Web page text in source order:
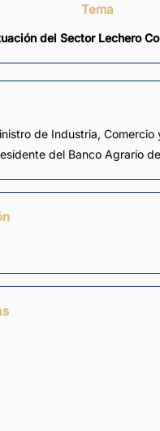
Tema
del Sector Lechero
de Industria, Comercio
del Banco Agrario